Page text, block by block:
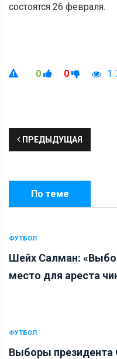
состоятся 26 февраля.
0 0 1
ПРЕДЫДУЩАЯ
По теме
ФУТБОЛ
Шейх Салман:
место для ареста
ФУТБОЛ
Выборы